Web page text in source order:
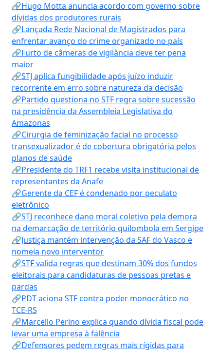
🔗Hugo Motta anuncia acordo com governo sobre
dívidas dos produtores rurais
🔗Lançada Rede Nacional de Magistrados para
enfrentar avanço do crime organizado no país
🔗Furto de câmeras de vigilância deve ter pena
maior
🔗STJ aplica fungibilidade após juízo induzir
recorrente em erro sobre natureza da decisão
🔗Partido questiona no STF regra sobre sucessão
na presidência da Assembleia Legislativa do
Amazonas
🔗Cirurgia de feminização facial no processo
transexualizador é de cobertura obrigatória pelos
planos de saúde
🔗Presidente do TRF1 recebe visita institucional de
representantes da Anafe
🔗Gerente da CEF é condenado por peculato
eletrônico
🔗STJ reconhece dano moral coletivo pela demora
na demarcação de território quilombola em Sergipe
🔗Justiça mantém intervenção da SAF do Vasco e
nomeia novo interventor
🔗STF valida regras que destinam 30% dos fundos
eleitorais para candidaturas de pessoas pretas e
pardas
🔗PDT aciona STF contra poder monocrático no
TCE-RS
🔗Marcello Perino explica quando dívida fiscal pode
levar uma empresa à falência
🔗Defensores pedem regras mais rígidas para